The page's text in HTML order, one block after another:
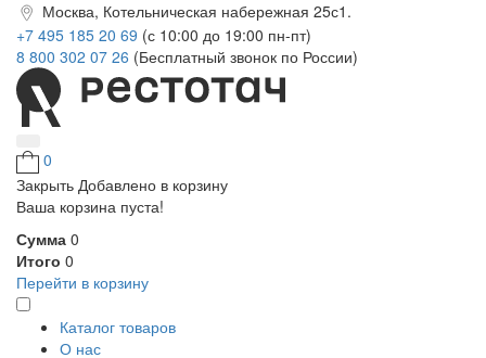
Москва, Котельническая набережная 25с1.
+7 495 185 20 69 (с 10:00 до 19:00 пн-пт)
8 800 302 07 26 (Бесплатный звонок по России)
0
Закрыть Добавлено в корзину
Ваша корзина пуста!
Сумма 0
Итого 0
Перейти в корзину
Каталог товаров
О нас